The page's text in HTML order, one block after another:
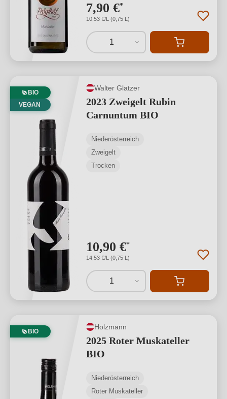
7,90 €*
10,53 €/L (0,75 L)
1
BIO
VEGAN
Walter Glatzer
2023 Zweigelt Rubin
Carnuntum BIO
Niederösterreich
Zweigelt
Trocken
10,90 €*
14,53 €/L (0,75 L)
1
BIO
Holzmann
2025 Roter Muskateller
BIO
Niederösterreich
Roter Muskateller